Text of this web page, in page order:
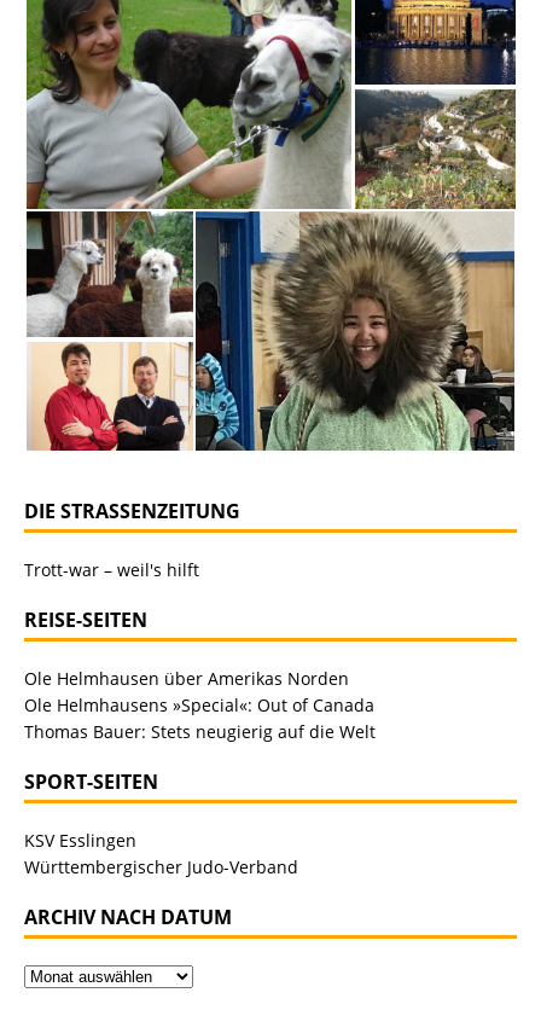
DIE STRASSENZEITUNG
Trott-war – weil's hilft
REISE-SEITEN
Ole Helmhausen über Amerikas Norden
Ole Helmhausens »Special«: Out of Canada
Thomas Bauer: Stets neugierig auf die Welt
SPORT-SEITEN
KSV Esslingen
Württembergischer Judo-Verband
ARCHIV NACH DATUM